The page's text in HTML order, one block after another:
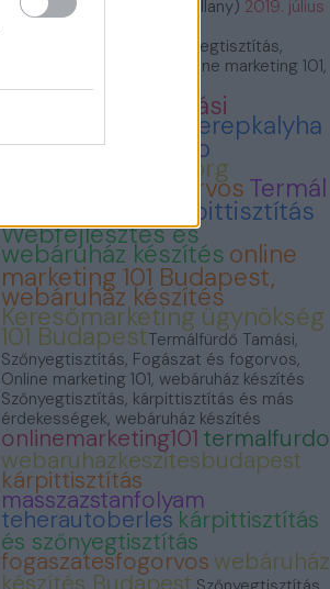
— VillámVillany (@villam_villany) 2019. július
Termálfürdő Tamási, Szőnyegtisztítás,
Fogászat és fogorvos, Online marketing 101,
webáruház készítés
Termálfürdő Tamási
Cserepkalyha
Kemence Kandallo
Szonyegtisztitas.org
Fogászat és fogorvos Termál
Kárpittisztítás
Webfejlesztés és
webáruház készítés online
marketing 101 Budapest,
webáruház készítés
Keresőmarketing ügynökség
101 BudapestTermálfürdő Tamási,
Szőnyegtisztítás, Fogászat és fogorvos,
Online marketing 101, webáruház készítés
Szőnyegtisztítás, kárpittisztítás és más
érdekességek, webáruház készítés
onlinemarketing101 termalfurdo
webaruhazkeszitesbudapest
kárpittisztítás
masszazstanfolyam
teherautoberles kárpittisztítás
és szőnyegtisztítás
fogaszatesfogorvos webáruház